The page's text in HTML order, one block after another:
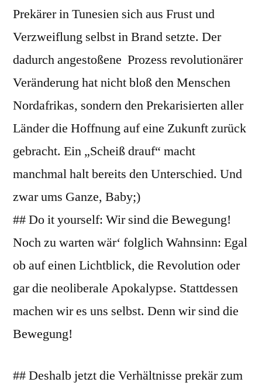
Prekärer in Tunesien sich aus Frust und
Verzweiflung selbst in Brand setzte. Der
dadurch angestoßene Prozess revolutionärer
Veränderung hat nicht bloß den Menschen
Nordafrikas, sondern den Prekarisierten aller
Länder die Hoffnung auf eine Zukunft zurück
gebracht. Ein „Scheiß drauf“ macht
manchmal halt bereits den Unterschied. Und
zwar ums Ganze, Baby;)
## Do it yourself: Wir sind die Bewegung!
Noch zu warten wär‘ folglich Wahnsinn: Egal
ob auf einen Lichtblick, die Revolution oder
gar die neoliberale Apokalypse. Stattdessen
machen wir es uns selbst. Denn wir sind die
Bewegung!
## Deshalb jetzt die Verhältnisse prekär zum